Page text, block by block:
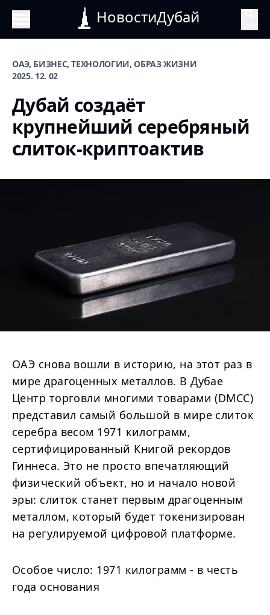
НовостиДубай
ОАЭ, БИЗНЕС, ТЕХНОЛОГИИ, ОБРАЗ ЖИЗНИ
2025. 12. 02
Дубай создаёт
крупнейший серебряный
слиток-криптоактив
ОАЭ снова вошли в историю, на этот раз в
мире драгоценных металлов. В Дубае
Центр торговли многими товарами (DMCC)
представил самый большой в мире слиток
серебра весом 1971 килограмм,
сертифицированный Книгой рекордов
Гиннеса. Это не просто впечатляющий
физический объект, но и начало новой
эры: слиток станет первым драгоценным
металлом, который будет токенизирован
на регулируемой цифровой платформе.
Особое число: 1971 килограмм - в честь
года основания